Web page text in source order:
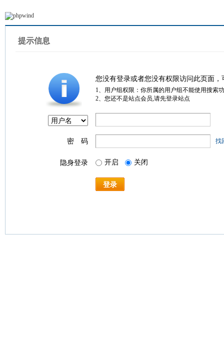
提示信息
您没有登录或者您没有权限访问此页面
1、用户组权限：你所属的用户组不能使用搜索
2、您还不是站点会员,请先登录站点
密 码 找
隐身登录 开启 关闭
登录